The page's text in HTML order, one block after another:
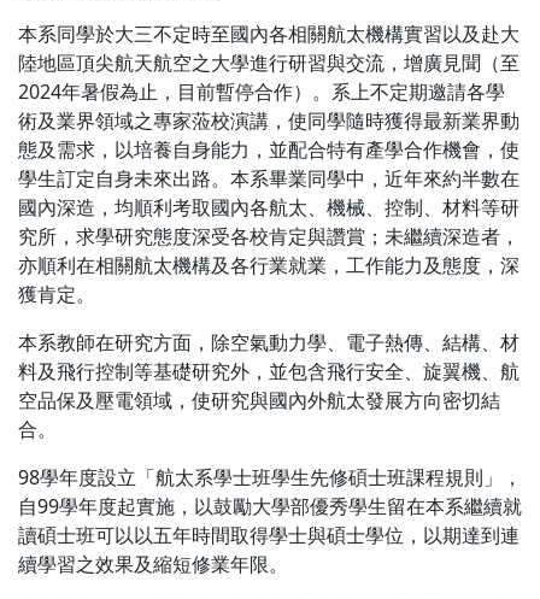
本系同學於大三不定時至國內各相關航太機構實習以及赴大
陸地區頂尖航天航空之大學進行研習與交流，增廣見聞（至
2024年暑假為止，目前暫停合作）。系上不定期邀請各學
術及業界領域之專家蒞校演講，使同學隨時獲得最新業界動
態及需求，以培養自身能力，並配合特有產學合作機會，使
學生訂定自身未來出路。本系畢業同學中，近年來約半數在
國內深造，均順利考取國內各航太、機械、控制、材料等研
究所，求學研究態度深受各校肯定與讚賞；未繼續深造者，
亦順利在相關航太機構及各行業就業，工作能力及態度，深
獲肯定。
本系教師在研究方面，除空氣動力學、電子熱傳、結構、材
料及飛行控制等基礎研究外，並包含飛行安全、旋翼機、航
空品保及壓電領域，使研究與國內外航太發展方向密切結
合。
98學年度設立「航太系學士班學生先修碩士班課程規則」，
自99學年度起實施，以鼓勵大學部優秀學生留在本系繼續就
讀碩士班可以以五年時間取得學士與碩士學位，以期達到連
續學習之效果及縮短修業年限。